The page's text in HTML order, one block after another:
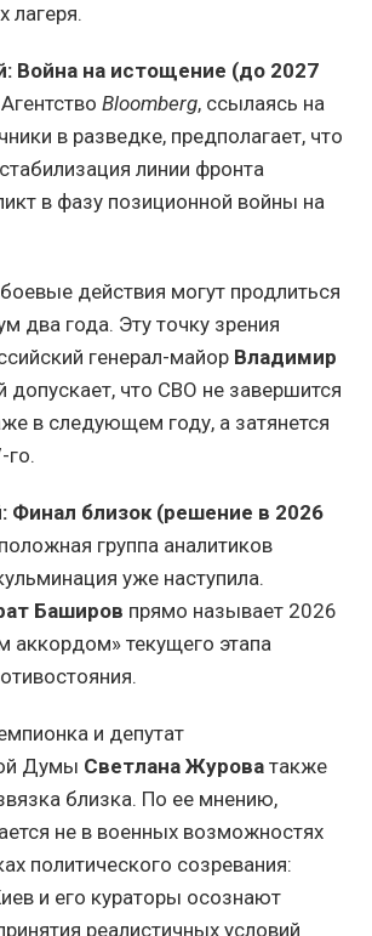
лагеря.
Война на истощение (до 2027
Агентство Bloomberg, ссылаясь на
в разведке, предполагает, что
линии фронта
в фазу позиционной войны на
действия могут продлиться
два года. Эту точку зрения
генерал-майор Владимир
допускает, что СВО не завершится
в следующем году, а затянется
го.
Финал близок (решение в 2026
группа аналитиков
уже наступила.
Баширов прямо называет 2026
аккордом» текущего этапа
и депутат
Думы Светлана Журова также
близка. По ее мнению,
не в военных возможностях
политического созревания:
и его кураторы осознают
реалистичных условий